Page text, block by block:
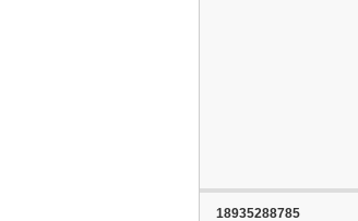
18935288785